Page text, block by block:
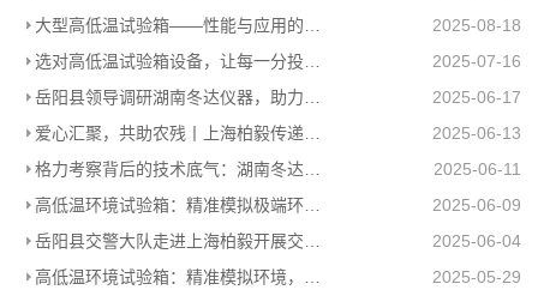
2025-08-18
选对高低温试验箱设备，让每一分投入都值得
2025-07-16
2025-06-17
2025-06-13
格力考察背后的技术底气：湖南冬达高低温环境试验箱赋能工业检测
2025-06-11
高低温环境试验箱：精准模拟极端环境，助力产品品质升级
2025-06-09
2025-06-04
2025-05-29